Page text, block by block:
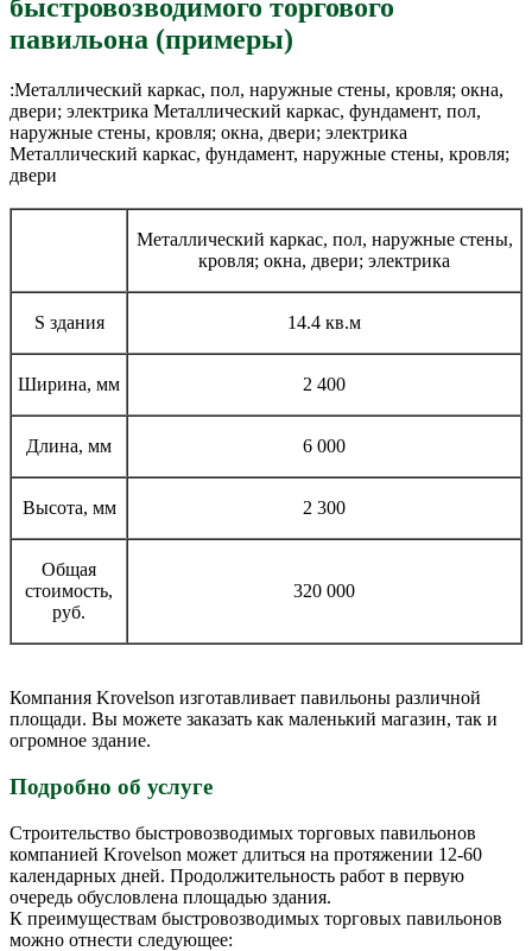
быстровозводимого торгового
павильона (примеры)
:Металлический каркас, пол, наружные стены, кровля; окна,
двери; электрика Металлический каркас, фундамент, пол,
наружные стены, кровля; окна, двери; электрика
Металлический каркас, фундамент, наружные стены, кровля;
двери
Металлический каркас, пол, наружные стены,
кровля; окна, двери; электрика
S здания 14.4 кв.м
Ширина, мм 2 400
Длина, мм 6 000
Высота, мм 2 300
Общая
стоимость,
руб.
320 000
Компания Krovelson изготавливает павильоны различной
площади. Вы можете заказать как маленький магазин, так и
огромное здание.
Подробно об услуге
Строительство быстровозводимых торговых павильонов
компанией Krovelson может длиться на протяжении 12-60
календарных дней. Продолжительность работ в первую
очередь обусловлена площадью здания.
К преимуществам быстровозводимых торговых павильонов
можно отнести следующее: